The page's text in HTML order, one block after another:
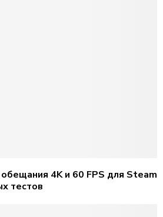
4K и 60 FPS для Steam
тестов